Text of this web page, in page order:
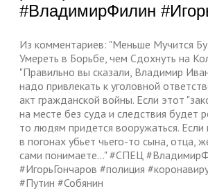
#ВладимирФилин
Из комментариев: "Меньше Мучится
Умереть в Борьбе, чем Сдохнуть на
"Правильно вы сказали, Владимир
надо привлекать к уголовной
акт гражданской войны. Если этот
на месте без суда и следствия будет
то людям придется вооружаться. Если
в погонах убьет чьего-то сына, отца,
сами понимаете..." #СПЕЦ
#ИгорьГончаров #полиция
#Путин #Собянин